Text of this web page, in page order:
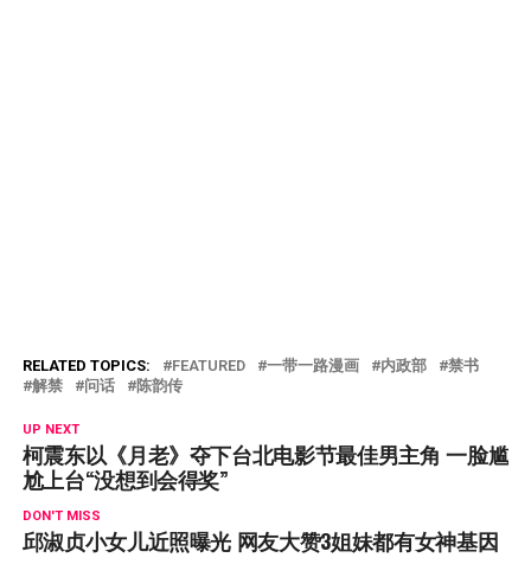
RELATED TOPICS: FEATURED 一带一路漫画 内政部
禁书
解禁
问话 陈韵传
UP NEXT
柯震东以《月老》夺下台北电影节最佳男主角 一脸尴
尬上台“没想到会得奖”
DON'T MISS
邱淑贞小女儿近照曝光 网友大赞3姐妹都有女神基因